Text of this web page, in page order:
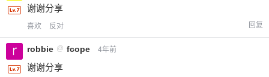
谢谢分享
喜欢 反对 回复
robbie @ fcope 4年前
谢谢分享